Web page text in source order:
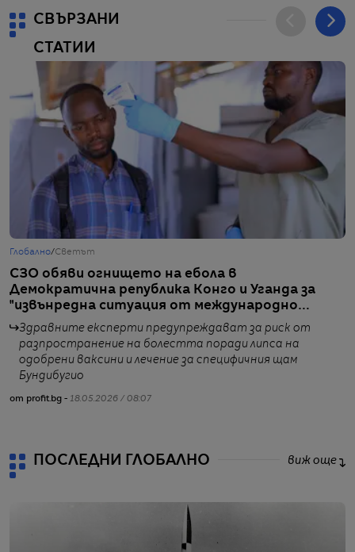
СВЪРЗАНИ
СТАТИИ
Глобално/Светът
СЗО обяви огнището на ебола в
Демократична република Конго и Уганда за
"извънредна ситуация от международно
значение"
Здравните експерти предупреждават за риск от
разпространение на болестта поради липса на
одобрени ваксини и лечение за специфичния щам
Бундибугио
от profit.bg - 18.05.2026 / 08:07
ПОСЛЕДНИ ГЛОБАЛНО виж още